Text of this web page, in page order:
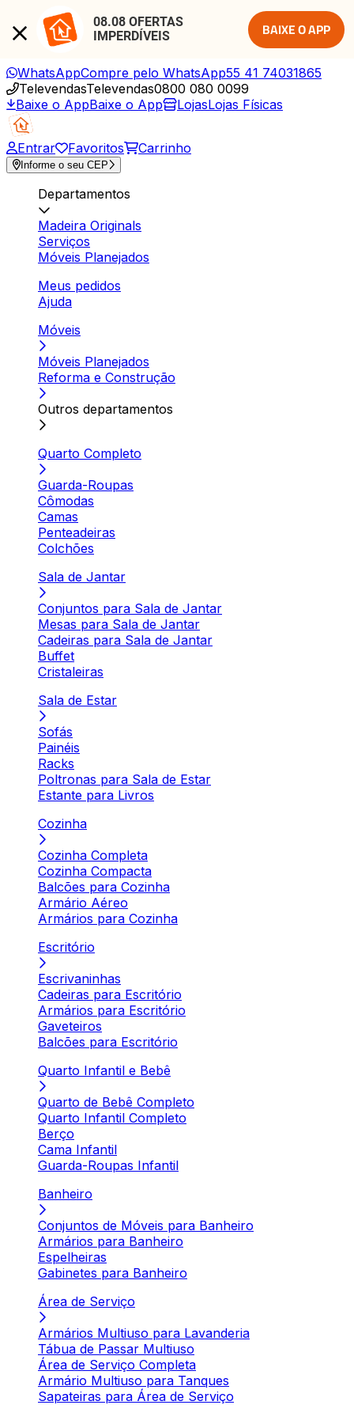
08.08 OFERTAS
IMPERDÍVEIS
BAIXE O APP
WhatsAppCompre pelo WhatsApp55 41 74031865
TelevendasTelevendas0800 080 0099
Baixe o AppBaixe o App LojasLojas Físicas
Entrar Favoritos Carrinho
Informe o seu CEP
Departamentos
Madeira Originals
Serviços
Móveis Planejados
Meus pedidos
Ajuda
Móveis
Móveis Planejados
Reforma e Construção
Outros departamentos
Quarto Completo
Guarda-Roupas
Cômodas
Camas
Penteadeiras
Colchões
Sala de Jantar
Conjuntos para Sala de Jantar
Mesas para Sala de Jantar
Cadeiras para Sala de Jantar
Buffet
Cristaleiras
Sala de Estar
Sofás
Painéis
Racks
Poltronas para Sala de Estar
Estante para Livros
Cozinha
Cozinha Completa
Cozinha Compacta
Balcões para Cozinha
Armário Aéreo
Armários para Cozinha
Escritório
Escrivaninhas
Cadeiras para Escritório
Armários para Escritório
Gaveteiros
Balcões para Escritório
Quarto Infantil e Bebê
Quarto de Bebê Completo
Quarto Infantil Completo
Berço
Cama Infantil
Guarda-Roupas Infantil
Banheiro
Conjuntos de Móveis para Banheiro
Armários para Banheiro
Espelheiras
Gabinetes para Banheiro
Área de Serviço
Armários Multiuso para Lavanderia
Tábua de Passar Multiuso
Área de Serviço Completa
Armário Multiuso para Tanques
Sapateiras para Área de Serviço